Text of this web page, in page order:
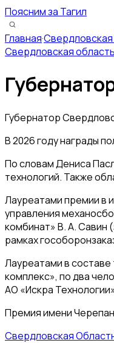
Поясним за Тагил
Главная·
Свердловская область
Губернатор
В 2026 году награды
По словам Дениса
технологий. Также
Лауреатами премии в
управления
комбинат» В. А. Савин
рамках
Лауреатами в
комплекс», по два
АО «Искра
Премия имени
Свердловская